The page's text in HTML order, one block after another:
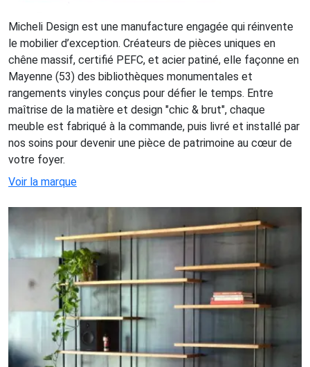
Micheli Design est une manufacture engagée qui réinvente
le mobilier d’exception. Créateurs de pièces uniques en
chêne massif, certifié PEFC, et acier patiné, elle façonne en
Mayenne (53) des bibliothèques monumentales et
rangements vinyles conçus pour défier le temps. Entre
maîtrise de la matière et design "chic & brut", chaque
meuble est fabriqué à la commande, puis livré et installé par
nos soins pour devenir une pièce de patrimoine au cœur de
votre foyer.
Voir la marque